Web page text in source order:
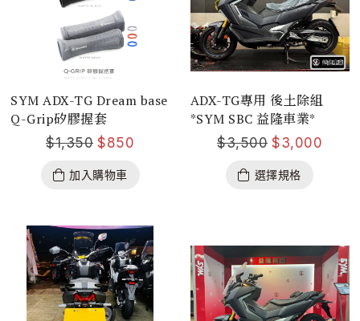
SYM ADX-TG Dream base
Q-Grip矽膠握套
$1,350 $850
加入購物車
ADX-TG專用 後土除組
*SYM SBC 益隆車業*
$3,500 $3,000
選擇規格